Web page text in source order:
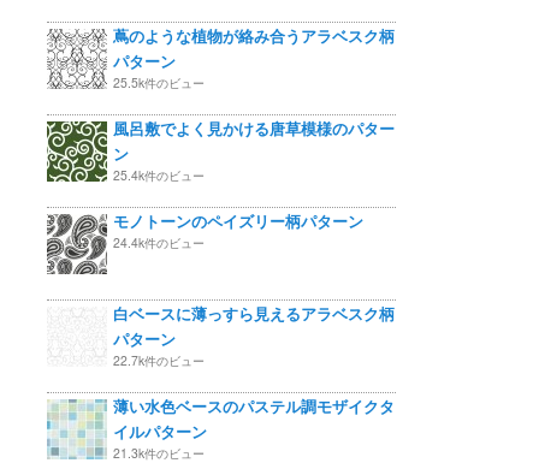
蔦のような植物が絡み合うアラベスク柄
パターン
25.5k件のビュー
風呂敷でよく見かける唐草模様のパター
ン
25.4k件のビュー
モノトーンのペイズリー柄パターン
24.4k件のビュー
白ベースに薄っすら見えるアラベスク柄
パターン
22.7k件のビュー
薄い水色ベースのパステル調モザイクタ
イルパターン
21.3k件のビュー